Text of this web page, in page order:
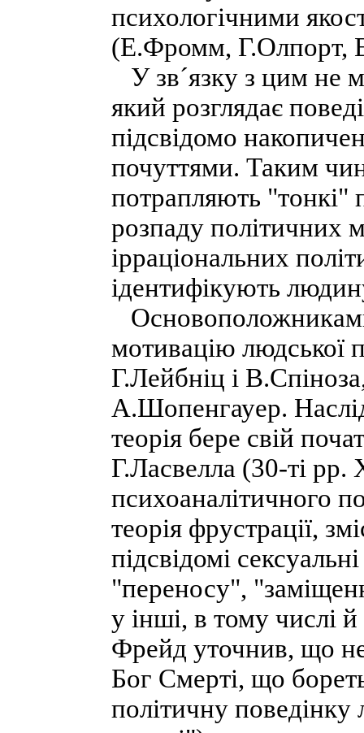
психологічними
(Е.Фромм, Г.Олпорт,
У зв´язку з цим не
який розглядає
підсвідомо
почуттями. Таким
потрапляють "тонкі"
розпаду політичних
ірраціональних
ідентифікують
мотивацію людської
Г.Лейбніц і
А.Шопенгауер.
теорія бере свій
Г.Ласвелла (30-ті
психоаналітичного
теорія фрустрації,
підсвідомі
"переносу",
у інші, в тому числі
Фрейд уточнив, що
Бог Смерті, що
політичну